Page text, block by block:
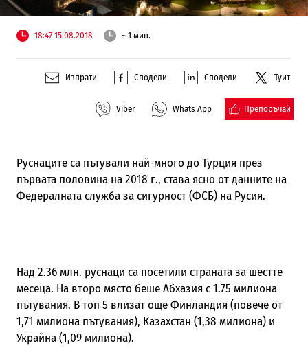
18:47 15.08.2018 ~ 1 мин.
Изпрати Сподели Сподели Туит
Viber Whats App Препоръчай
Руснаците са пътували най-много до Турция през
първата половина на 2018 г., става ясно от данните на
Федералната служба за сигурност (ФСБ) на Русия.
Над 2.36 млн. руснаци са посетили страната за шестте
месеца. На второ място беше Абхазия с 1.75 милиона
пътувания. В топ 5 влизат още Финландия (повече от
1,71 милиона пътувания), Казахстан (1,38 милиона) и
Украйна (1,09 милиона).